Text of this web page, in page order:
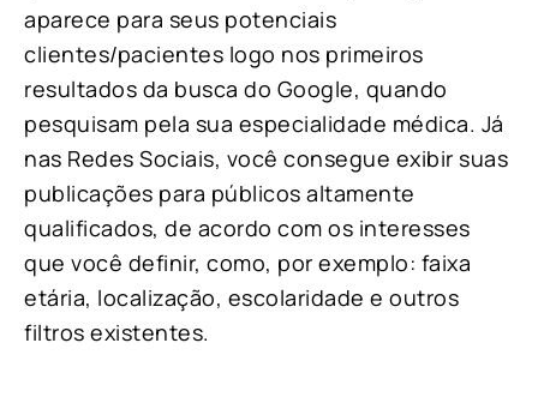
aparece para seus potenciais
clientes/pacientes logo nos primeiros
resultados da busca do Google, quando
pesquisam pela sua especialidade médica. Já
nas Redes Sociais, você consegue exibir suas
publicações para públicos altamente
qualificados, de acordo com os interesses
que você definir, como, por exemplo: faixa
etária, localização, escolaridade e outros
filtros existentes.